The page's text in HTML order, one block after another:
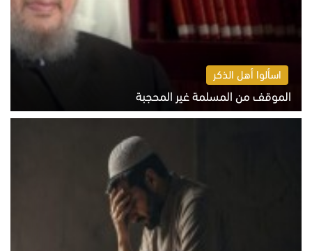
اسألوا أهل الذكر
الموقف من المسلمة غير المحجبة
الخميس 6 أغسطس 2026 10:45 ص